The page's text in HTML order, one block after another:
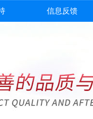
信息反馈